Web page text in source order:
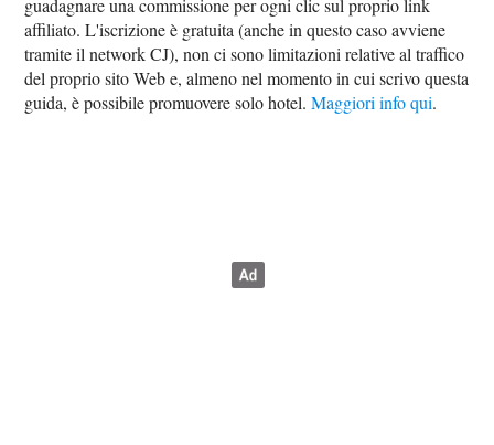
guadagnare una commissione per ogni clic sul proprio link
affiliato. L'iscrizione è gratuita (anche in questo caso avviene
tramite il network CJ), non ci sono limitazioni relative al traffico
del proprio sito Web e, almeno nel momento in cui scrivo questa
guida, è possibile promuovere solo hotel.Maggiori info qui.